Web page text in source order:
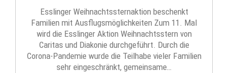
Esslinger Weihnachtssternaktion beschenkt
Familien mit Ausflugsmöglichkeiten Zum 11. Mal
wird die Esslinger Aktion Weihnachtsstern von
Caritas und Diakonie durchgeführt. Durch die
Corona-Pandemie wurde die Teilhabe vieler Familien
sehr eingeschränkt, gemeinsame…